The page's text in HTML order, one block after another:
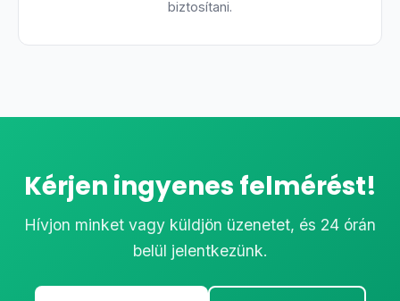
biztosítani.
Kérjen ingyenes felmérést!
Hívjon minket vagy küldjön üzenetet, és 24 órán
belül jelentkezünk.